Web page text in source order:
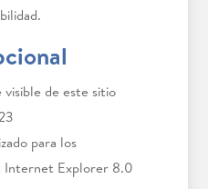
de este sitio
para los
Internet Explorer 8.0